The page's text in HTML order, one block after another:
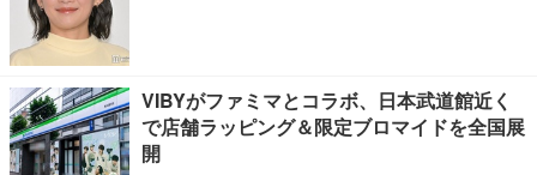
VIBYがファミマとコラボ、日本武道館近く
で店舗ラッピング＆限定ブロマイドを全国展
開